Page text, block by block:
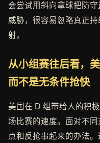
会尝试用斜向拿球把防
威胁，很容易忽略真正
射。
从小组赛往后看，
而不是无条件抢快
美国在 D 组带给人的积
场比赛的速度。面对不
点和反抢串起来的办法